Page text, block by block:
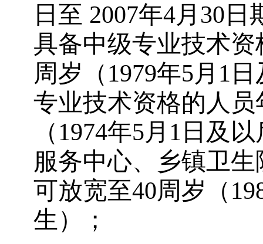
日至 2007年4月 30 日
具备中级专业技术
周岁（1979年5月 1
专业技术资格的人
（1974年5月 1 日及
服务中心、乡镇卫
可放宽至40周岁（
生）；